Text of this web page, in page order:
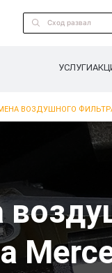
УСЛУГИ
ВОЗДУШНОГО ФИЛЬТРА